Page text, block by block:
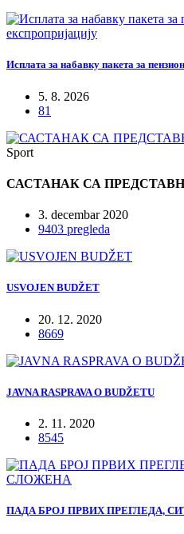
Исплата за набавку пакета за
5. 8. 2026
81
Sport
САСТАНАК СА
3. decembar 2020
9403 pregleda
USVOJEN BUDŽET
20. 12. 2020
8669
JAVNA RASPRAVA O BUDŽETU
2. 11. 2020
8545
ПАДА БРОЈ ПРВИХ ПРЕГЛЕДА,